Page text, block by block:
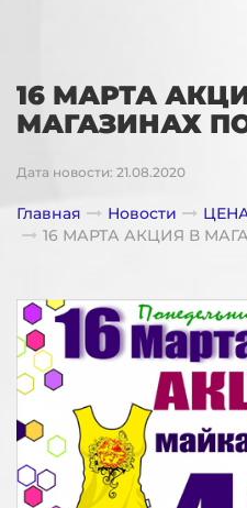
16 МАРТА
МАГАЗИНАХ
Дата новости: 21.08.2020
Главная Новости
16 МАРТА АКЦИЯ В